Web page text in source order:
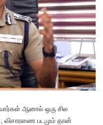
ஆனால் ஒரு சில
விசாரணை படமும் தான்